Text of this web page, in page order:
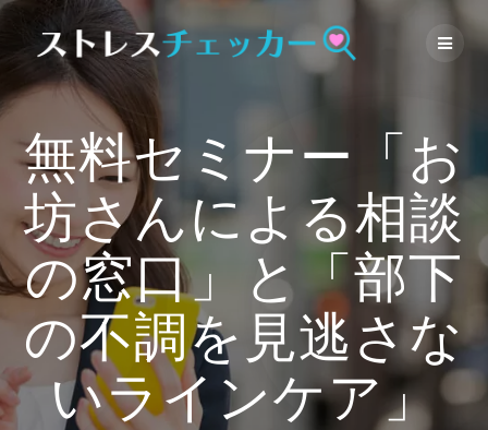
to
content
無料セミナー「お
坊さんによる相談
の窓口」と「部下
の不調を見逃さな
いラインケア」